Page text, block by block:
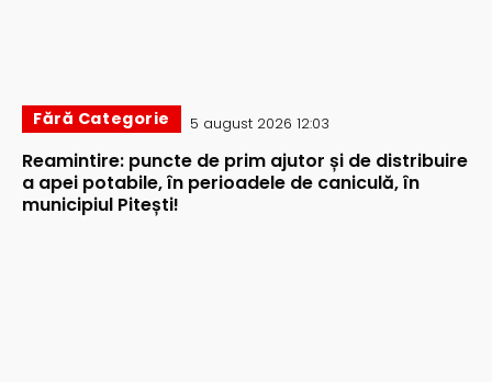
Fără Categorie 5 august 2026 12:03
Reamintire: puncte de prim ajutor și de distribuire
a apei potabile, în perioadele de caniculă, în
municipiul Pitești!